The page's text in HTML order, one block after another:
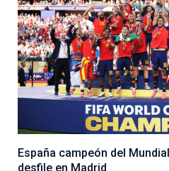
España campeón del
desfile en Madrid